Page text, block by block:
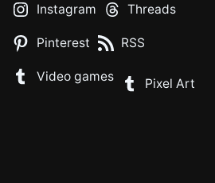
Instagram Threads
Pinterest RSS
Video games Pixel Art